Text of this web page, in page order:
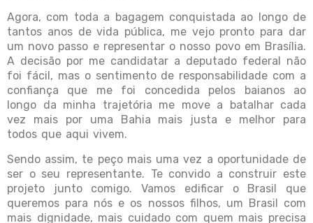
Agora, com toda a bagagem conquistada ao longo de
tantos anos de vida pública, me vejo pronto para dar
um novo passo e representar o nosso povo em Brasília.
A decisão por me candidatar a deputado federal não
foi fácil, mas o sentimento de responsabilidade com a
confiança que me foi concedida pelos baianos ao
longo da minha trajetória me move a batalhar cada
vez mais por uma Bahia mais justa e melhor para
todos que aqui vivem.
Sendo assim, te peço mais uma vez a oportunidade de
ser o seu representante. Te convido a construir este
projeto junto comigo. Vamos edificar o Brasil que
queremos para nós e os nossos filhos, um Brasil com
mais dignidade, mais cuidado com quem mais precisa